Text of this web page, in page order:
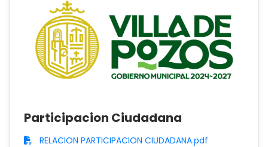
Participacion Ciudadana
RELACION PARTICIPACION CIUDADANA.pdf